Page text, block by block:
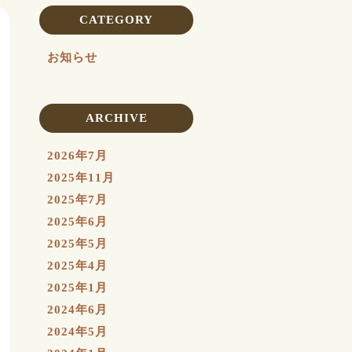
CATEGORY
お知らせ
ARCHIVE
2026年7月
2025年11月
2025年7月
2025年6月
2025年5月
2025年4月
2025年1月
2024年6月
2024年5月